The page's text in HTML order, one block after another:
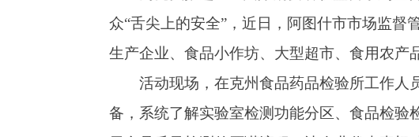
示食品质量检测的严谨流程，让企业代表真切感受食品检
后，阿图什市市场监督管理局工作人员围绕食品安全风险
围、报告流程、奖励标准及相关细则，清晰梳理食品安全